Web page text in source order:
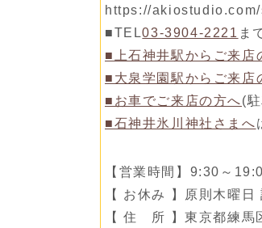
https://
■TEL03-3904-2221 ま
■上石神井駅からご来店
■大泉学園駅からご来店
■お車でご来店の方へ(
■石神井氷川神社さまへ
【営業時間】9:30～
【 お休み 】原則木曜日
【 住 所 】東京都練